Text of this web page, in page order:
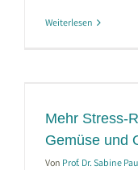
Weiterlesen
Mehr Stress-
Gemüse und
Von Prof. Dr. Sabine